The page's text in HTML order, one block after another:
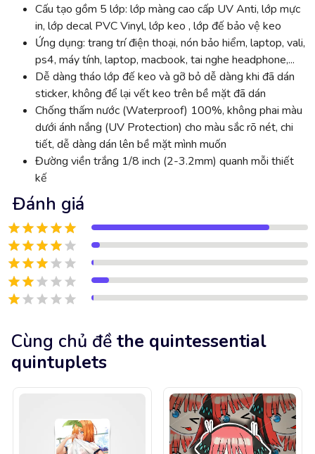
Cấu tạo gồm 5 lớp: lớp màng cao cấp UV Anti, lớp mực
in, lớp decal PVC Vinyl, lớp keo , lớp đế bảo vệ keo
Ứng dụng: trang trí điện thoại, nón bảo hiểm, laptop, vali,
ps4, máy tính, laptop, macbook, tai nghe headphone,...
Dễ dàng tháo lớp đế keo và gỡ bỏ dễ dàng khi đã dán
sticker, không để lại vết keo trên bề mặt đã dán
Chống thấm nước (Waterproof) 100%, không phai màu
dưới ánh nắng (UV Protection) cho màu sắc rõ nét, chi
tiết, dễ dàng dán lên bề mặt mình muốn
Đường viền trắng 1/8 inch (2-3.2mm) quanh mỗi thiết
kế
Đánh giá
Cùng chủ đề the quintessential
quintuplets